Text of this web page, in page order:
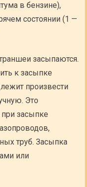
в бензине),
состоянии (1 —
засыпаются.
к засыпке
произвести
Это
засыпке
труб. Засыпка
или